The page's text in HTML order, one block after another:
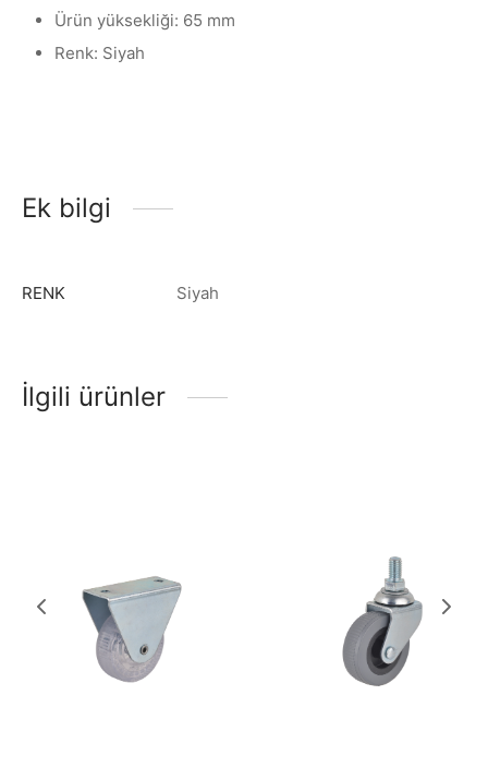
Ürün yüksekliği: 65 mm
Renk: Siyah
Ek bilgi
RENK Siyah
İlgili ürünler